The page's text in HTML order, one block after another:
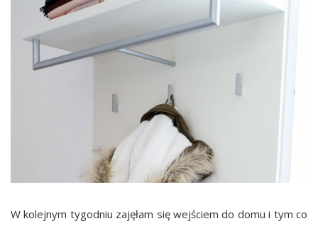
W kolejnym tygodniu zajęłam się wejściem do domu i tym co